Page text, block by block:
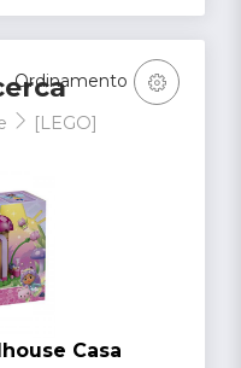
[LEGO]
Ordinamento
Casa